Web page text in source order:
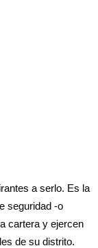
a serlo. Es la
seguridad -o
cartera y ejercen
de su distrito.